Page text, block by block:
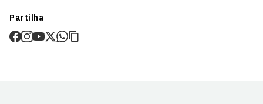
Prazo estimado de entrega varia consoante o destino e método
de envio.
Partilha